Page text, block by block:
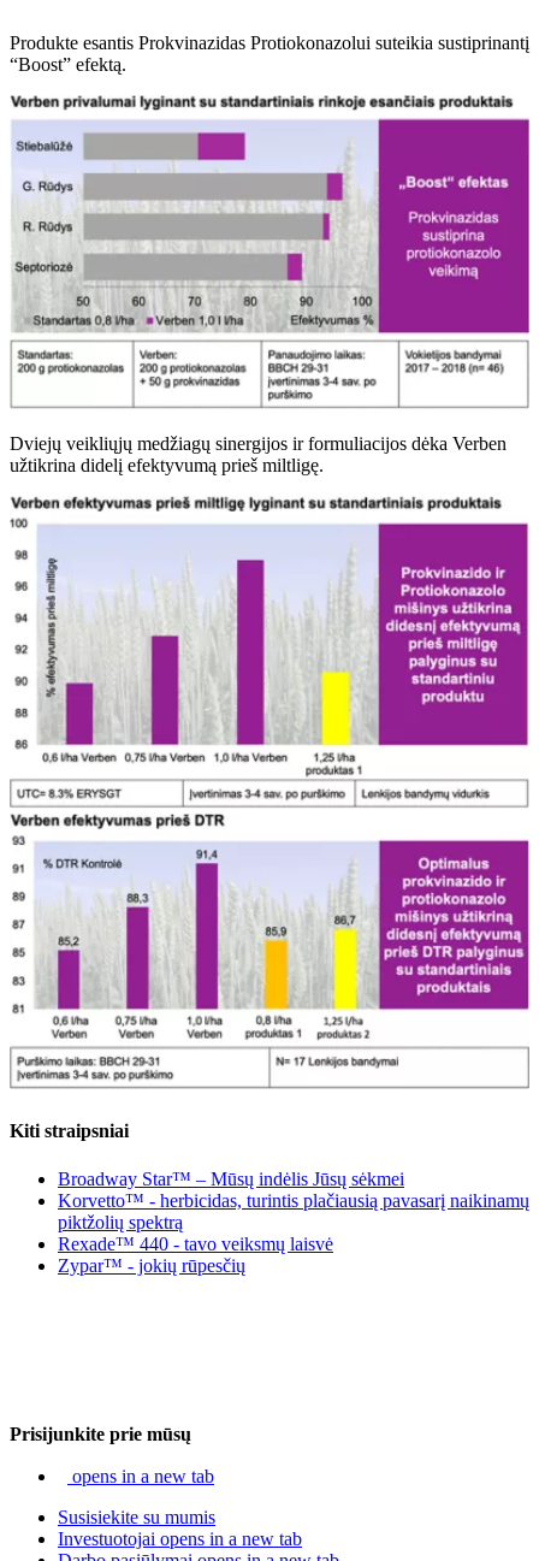
Produkte esantis Prokvinazidas Protiokonazolui suteikia sustiprinantį
“Boost” efektą.
Dviejų veikliųjų medžiagų sinergijos ir formuliacijos dėka Verben
užtikrina didelį efektyvumą prieš miltligę.
Kiti straipsniai
Broadway Star™ – Mūsų indėlis Jūsų sėkmei
Korvetto™ - herbicidas, turintis plačiausią pavasarį naikinamų
piktžolių spektrą
Rexade™ 440 - tavo veiksmų laisvė
Zypar™ - jokių rūpesčių
Prisijunkite prie mūsų
opens in a new tab
Susisiekite su mumis
Investuotojai opens in a new tab